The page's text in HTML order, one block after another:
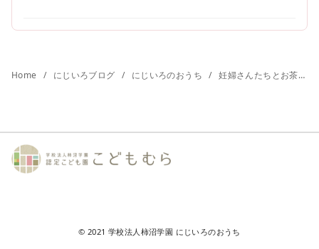
Home にじいろブログ にじいろのおうち 妊婦さんたちとお茶会♪
© 2021 学校法人柿沼学園 にじいろのおうち